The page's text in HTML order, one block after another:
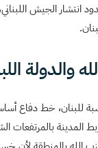
انتشار الجيش
والدولة
للبنان، خط دفاع
المدينة بالمرتفعات